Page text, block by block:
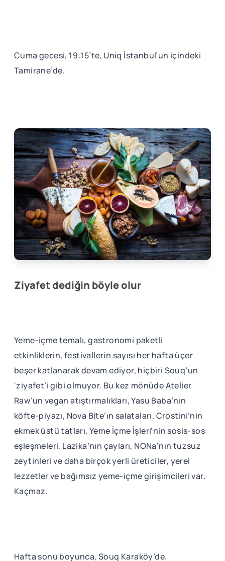
Cuma gecesi, 19:15’te, Uniq İstanbul’un içindeki
Tamirane’de.
Ziyafet dediğin böyle olur
Yeme-içme temalı, gastronomi paketli
etkinliklerin, festivallerin sayısı her hafta üçer
beşer katlanarak devam ediyor, hiçbiri Souq’un
‘ziyafet’i gibi olmuyor. Bu kez mönüde Atelier
Raw’un vegan atıştırmalıkları, Yasu Baba’nın
köfte-piyazı, Nova Bite’ın salataları, Crostini’nin
ekmek üstü tatları, Yeme İçme İşleri’nin sosis-sos
eşleşmeleri, Lazika’nın çayları, NONa'nın tuzsuz
zeytinleri ve daha birçok yerli üreticiler, yerel
lezzetler ve bağımsız yeme-içme girişimcileri var.
Kaçmaz.
Hafta sonu boyunca, Souq Karaköy’de.